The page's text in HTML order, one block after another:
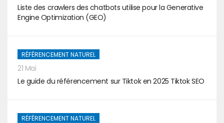
Liste des crawlers des chatbots utilise pour la Generative
Engine Optimization (GEO)
RÉFÉRENCEMENT NATUREL
21 Mai
Le guide du référencement sur Tiktok en 2025 Tiktok SEO
RÉFÉRENCEMENT NATUREL